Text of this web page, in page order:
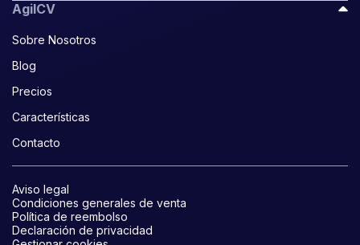
AgilCV
Sobre Nosotros
Blog
Precios
Características
Contacto
Aviso legal
Condiciones generales de venta
Política de reembolso
Declaración de privacidad